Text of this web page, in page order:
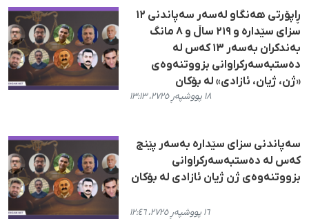
ڕاپۆرتی هەنگاو لەسەر سەپاندنی ۱۲
سزای سێدارە و ۲۱۹ ساڵ و ۸ مانگ
بەندکران بەسەر ۱۳ کەس لە
دەستبەسەرکراوانی بزووتنەوەی
«ژن، ژیان، ئازادی» لە بۆکان
١٨ پووشپەڕ ٢٧٢٥، ١٣:١٣
سەپاندنی سزای سێدارە بەسەر پێنج
کەس لە دەستبەسەرکراوانی
بزووتنەوەی ژن ژیان ئازادی لە بۆکان
١٦ پووشپەڕ ٢٧٢٥، ١٢:٤٦